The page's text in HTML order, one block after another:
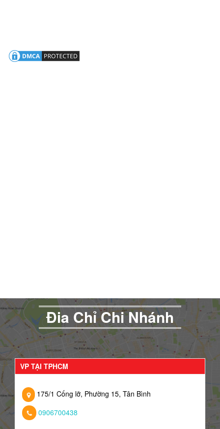
Đia Chỉ Chi Nhánh
VP TẠI TPHCM
175/1 Cống lỡ, Phường 15, Tân Bình
0906700438